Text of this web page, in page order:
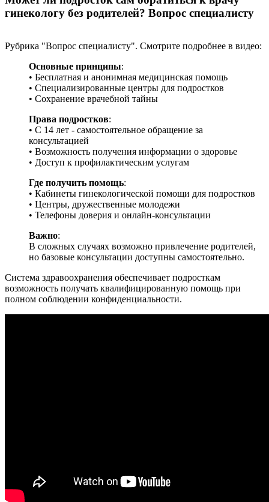
гинекологу без родителей? Вопрос специалисту
Рубрика "Вопрос специалисту". Смотрите подробнее в видео:
Основные принципы:
• Бесплатная и анонимная медицинская помощь
• Специализированные центры для подростков
• Сохранение врачебной тайны
Права подростков:
• С 14 лет - самостоятельное обращение за
консультацией
• Возможность получения информации о здоровье
• Доступ к профилактическим услугам
Где получить помощь:
• Кабинеты гинекологической помощи для подростков
• Центры, дружественные молодежи
• Телефоны доверия и онлайн-консультации
Важно:
В сложных случаях возможно привлечение родителей,
но базовые консультации доступны самостоятельно.
Система здравоохранения обеспечивает подросткам
возможность получать квалифицированную помощь при
полном соблюдении конфиденциальности.